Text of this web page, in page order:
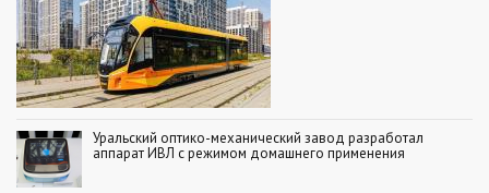
Уральский оптико-механический завод разработал
аппарат ИВЛ с режимом домашнего применения